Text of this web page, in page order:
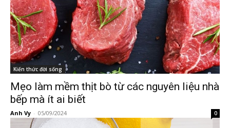
Kiến thức đời sống
Mẹo làm mềm thịt bò từ các nguyên liệu nhà
bếp mà ít ai biết
Anh Vy - 05/09/2024 0